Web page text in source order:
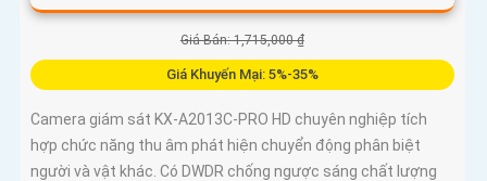
Giá Bán: 1,715,000 ₫
Giá Khuyến Mại: 5%-35%
Camera giám sát KX-A2013C-PRO HD chuyên nghiệp tích
hợp chức năng thu âm phát hiện chuyển động phân biệt
người và vật khác. Có DWDR chống ngược sáng chất lượng